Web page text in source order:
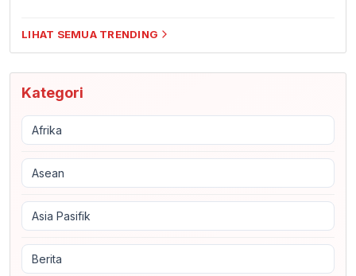
LIHAT SEMUA TRENDING
Kategori
Afrika
Asean
Asia Pasifik
Berita